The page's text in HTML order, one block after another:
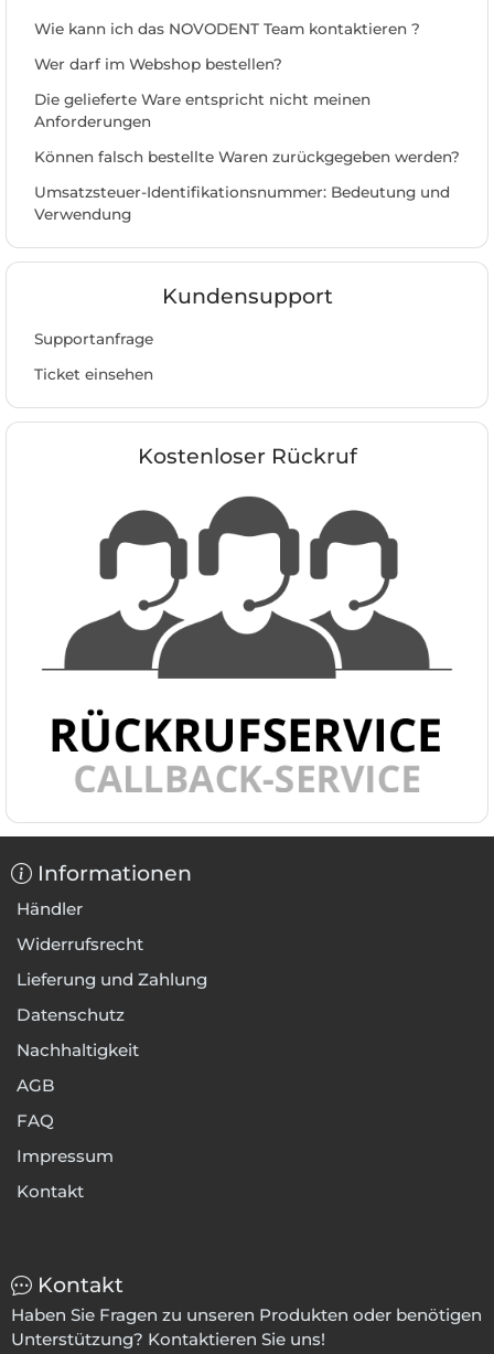
Wie kann ich das NOVODENT Team kontaktieren ?
Wer darf im Webshop bestellen?
Die gelieferte Ware entspricht nicht meinen
Anforderungen
Können falsch bestellte Waren zurückgegeben werden?
Umsatzsteuer-Identifikationsnummer: Bedeutung und
Verwendung
Kundensupport
Supportanfrage
Ticket einsehen
Kostenloser Rückruf
Informationen
Händler
Widerrufsrecht
Lieferung und Zahlung
Datenschutz
Nachhaltigkeit
AGB
FAQ
Impressum
Kontakt
Kontakt
Haben Sie Fragen zu unseren Produkten oder benötigen
Unterstützung? Kontaktieren Sie uns!